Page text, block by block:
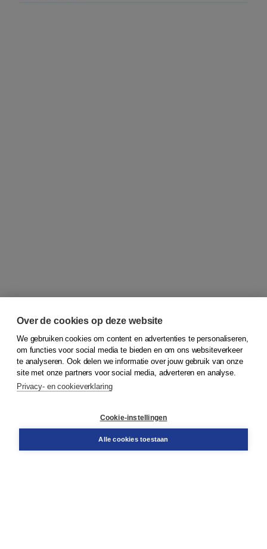
© 2026Koninklijke Boom uitgevers
Bestellen
Over de cookies op deze website
We gebruiken cookies om content en advertenties te personaliseren,
om functies voor social media te bieden en om ons websiteverkeer
te analyseren. Ook delen we informatie over jouw gebruik van onze
site met onze partners voor social media, adverteren en analyse.
Privacy- en cookieverklaring
Cookie-instellingen
Alle cookies toestaan